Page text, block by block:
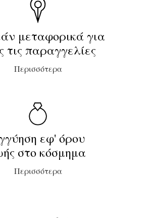
μεταφορικά για
τις παραγγελίες
Περισσότερα
εφ' όρου
στο κόσμημα
Περισσότερα